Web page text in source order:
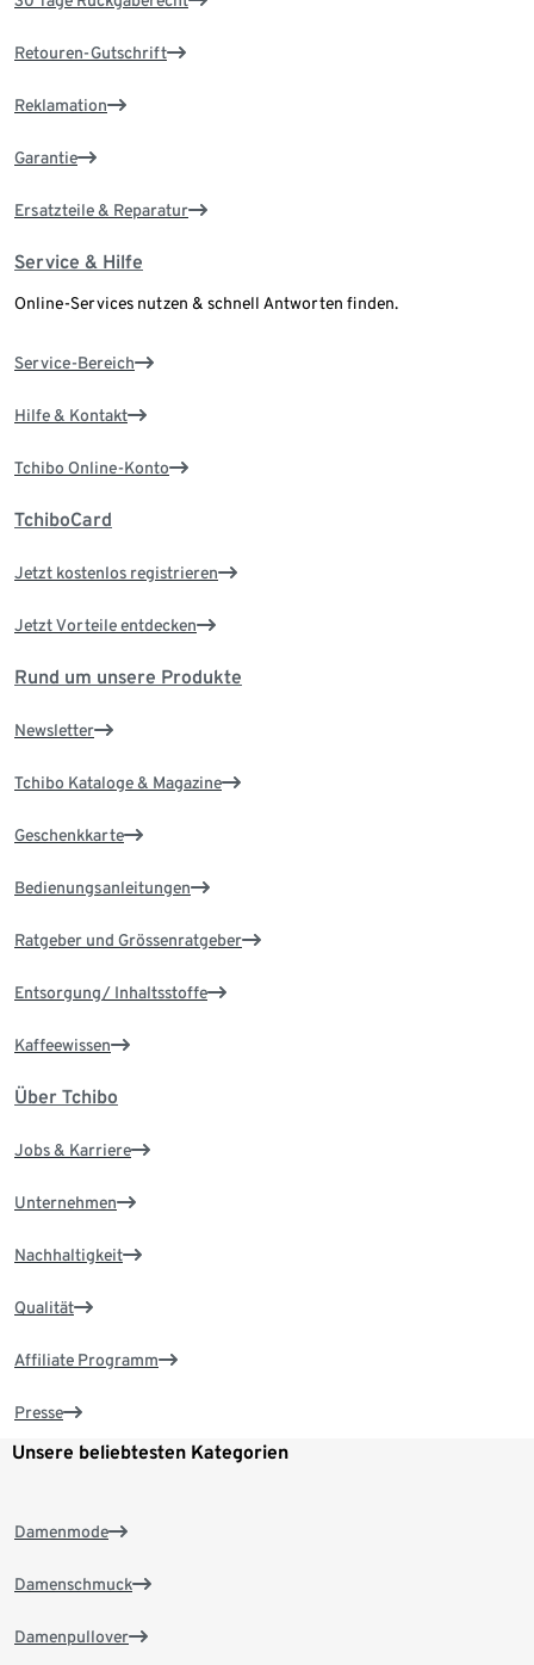
Retouren-Gutschrift
Reklamation
Garantie
Ersatzteile & Reparatur
Service & Hilfe
Online-Services nutzen & schnell Antworten finden.
Service-Bereich
Hilfe & Kontakt
Tchibo Online-Konto
TchiboCard
Jetzt kostenlos registrieren
Jetzt Vorteile entdecken
Rund um unsere Produkte
Newsletter
Tchibo Kataloge & Magazine
Geschenkkarte
Bedienungsanleitungen
Ratgeber und Grössenratgeber
Entsorgung/ Inhaltsstoffe
Kaffeewissen
Über Tchibo
Jobs & Karriere
Unternehmen
Nachhaltigkeit
Qualität
Affiliate Programm
Presse
Unsere beliebtesten Kategorien
Damenmode
Damenschmuck
Damenpullover